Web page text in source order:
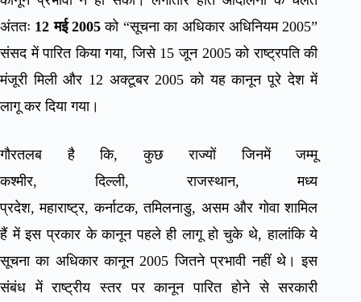
अंततः 12 मई 2005 को “सूचना का अधिकार अधिनियम 2005”
संसद में पारित किया गया, जिसे 15 जून 2005 को राष्ट्रपति की
मंजूरी मिली और 12 अक्टूबर 2005 को यह कानून पूरे देश में
लागू कर दिया गया।
गौरतलब है कि, कुछ राज्यों जिनमें जम्मू
कश्मीर, दिल्ली, राजस्थान, मध्य
प्रदेश, महाराष्ट्र, कर्नाटक, तमिलनाडु, असम और गोवा शामिल
हैं में इस प्रकार के कानून पहले ही लागू हो चुके थे, हालांकि ये
सूचना का अधिकार कानून 2005 जितने प्रभावी नहीं थे। इस
संबंध में राष्ट्रीय स्तर पर कानून पारित होने से सरकारी